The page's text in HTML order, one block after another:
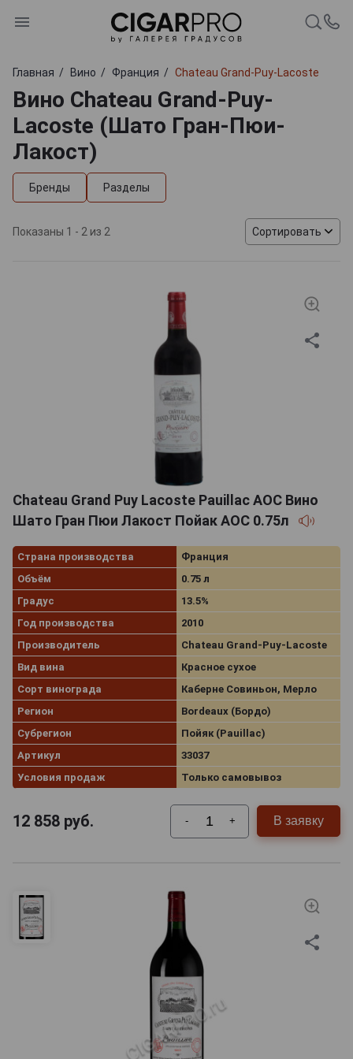
Главная Вино Франция Chateau Grand-Puy-Lacoste
Вино Chateau Grand-Puy-
Lacoste (Шато Гран-Пюи-
Лакост)
Бренды Разделы
Показаны 1 - 2 из 2 Сортировать
Chateau Grand Puy Lacoste Pauillac AOC Вино
Шато Гран Пюи Лакост Пойак АОС 0.75л
Страна производства
Франция
Объём
0.75 л
Градус
13.5%
Год производства
2010
Производитель
Chateau Grand-Puy-Lacoste
Вид вина
Красное сухое
Сорт винограда
Каберне Совиньон, Мерло
Регион
Bordeaux (Бордо)
Субрегион
Пойяк (Pauillac)
Артикул
33037
Условия продаж
Только самовывоз
12 858 руб. - + В заявку